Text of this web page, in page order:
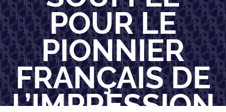
POUR LE
PIONNIER
FRANÇAIS DE
L’IMPRESSION